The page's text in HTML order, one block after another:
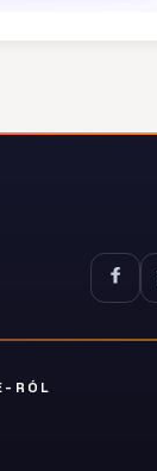
RÓL